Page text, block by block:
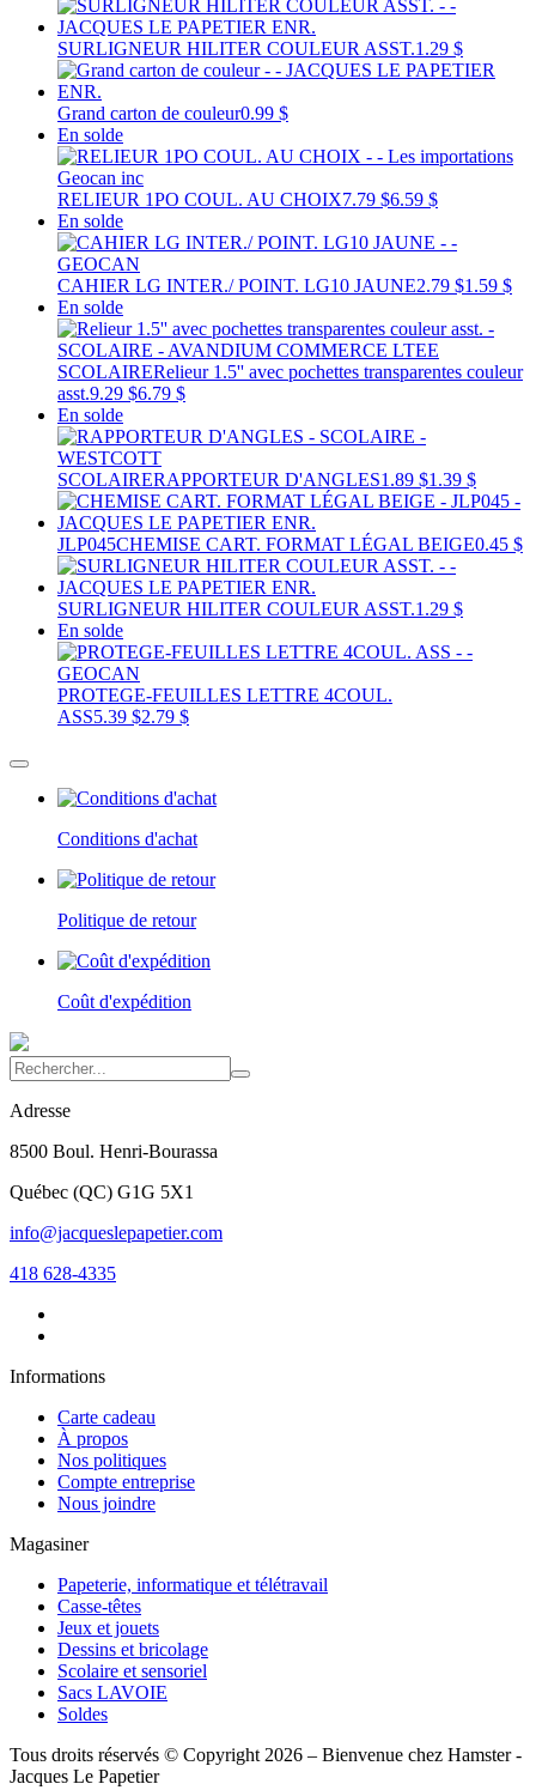
SURLIGNEUR HILITER COULEUR ASST.1.29 $
Grand carton de couleur0.99 $
En solde
RELIEUR 1PO COUL. AU CHOIX7.79 $6.59 $
En solde
CAHIER LG INTER./ POINT. LG10 JAUNE2.79 $1.59 $
En solde
SCOLAIRERelieur 1.5'' avec pochettes transparentes couleur
asst.9.29 $6.79 $
En solde
SCOLAIRERAPPORTEUR D'ANGLES1.89 $1.39 $
JLP045CHEMISE CART. FORMAT LÉGAL BEIGE0.45 $
SURLIGNEUR HILITER COULEUR ASST.1.29 $
En solde
PROTEGE-FEUILLES LETTRE 4COUL.
ASS5.39 $2.79 $
Conditions d'achat
Politique de retour
Coût d'expédition
Adresse
8500 Boul. Henri-Bourassa
Québec (QC) G1G 5X1
info@jacqueslepapetier.com
418 628-4335
Informations
Carte cadeau
À propos
Nos politiques
Compte entreprise
Nous joindre
Magasiner
Papeterie, informatique et télétravail
Casse-têtes
Jeux et jouets
Dessins et bricolage
Scolaire et sensoriel
Sacs LAVOIE
Soldes
Tous droits réservés © Copyright 2026 – Bienvenue chez Hamster -
Jacques Le Papetier